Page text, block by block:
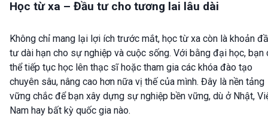
Học từ xa – Đầu tư cho tương lai lâu dài
Không chỉ mang lại lợi ích trước mắt, học từ xa còn là khoản
tư dài hạn cho sự nghiệp và cuộc sống. Với bằng đại học, bạn
thể tiếp tục học lên thạc sĩ hoặc tham gia các khóa đào tạo
chuyên sâu, nâng cao hơn nữa vị thế của mình. Đây là nền tảng
vững chắc để bạn xây dựng sự nghiệp bền vững, dù ở Nhật,
Nam hay bất kỳ quốc gia nào.